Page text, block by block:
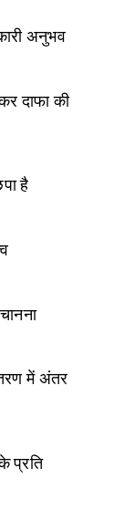
अनुभव
दाफा की
है
में अंतर
प्रति